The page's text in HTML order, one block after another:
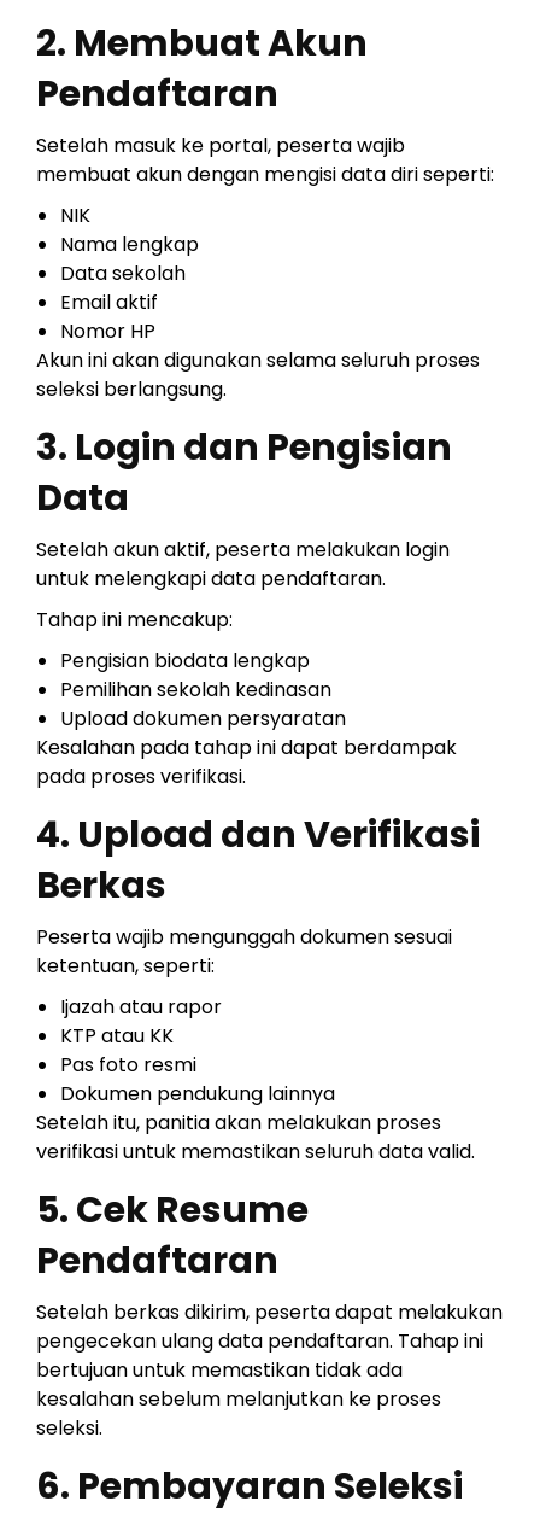
2. Membuat Akun
Pendaftaran
Setelah masuk ke portal, peserta wajib
membuat akun dengan mengisi data diri seperti:
NIK
Nama lengkap
Data sekolah
Email aktif
Nomor HP
Akun ini akan digunakan selama seluruh proses
seleksi berlangsung.
3. Login dan Pengisian
Data
Setelah akun aktif, peserta melakukan login
untuk melengkapi data pendaftaran.
Tahap ini mencakup:
Pengisian biodata lengkap
Pemilihan sekolah kedinasan
Upload dokumen persyaratan
Kesalahan pada tahap ini dapat berdampak
pada proses verifikasi.
4. Upload dan Verifikasi
Berkas
Peserta wajib mengunggah dokumen sesuai
ketentuan, seperti:
Ijazah atau rapor
KTP atau KK
Pas foto resmi
Dokumen pendukung lainnya
Setelah itu, panitia akan melakukan proses
verifikasi untuk memastikan seluruh data valid.
5. Cek Resume
Pendaftaran
Setelah berkas dikirim, peserta dapat melakukan
pengecekan ulang data pendaftaran. Tahap ini
bertujuan untuk memastikan tidak ada
kesalahan sebelum melanjutkan ke proses
seleksi.
6. Pembayaran Seleksi